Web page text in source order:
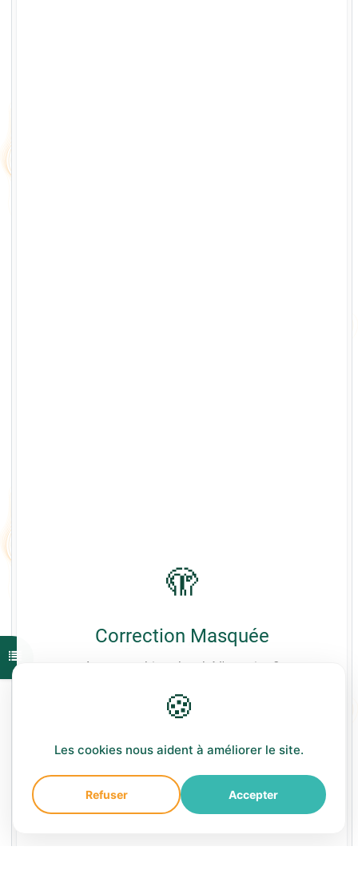
Ouvrir l'index du cours
🫣
Correction Masquée
Avez-vous bien cherché l'exercice ?
Afficher la correction
Chargement de la correction...
🍪
Les cookies nous aident à améliorer le site.
Refuser Accepter